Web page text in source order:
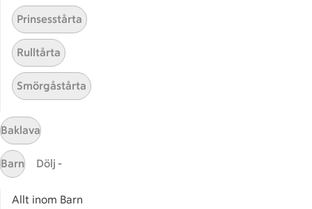
Bli stammis på ICA
ICAs inspirationsmejl
Prenumerera
Handla
Handla online
ICAs matkasse
Catering
Handla som företag
Prinsesstårta
Rulltårta
Smörgåstårta
Baklava
Barn Dölj -
Allt inom Barn